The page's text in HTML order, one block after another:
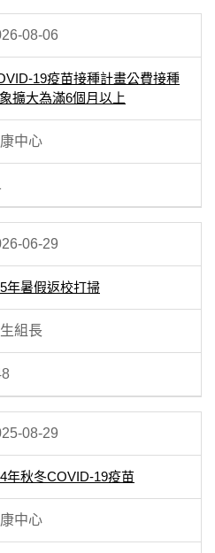
08-06
19疫苗接種計畫公費接種
擴大為滿6個月以上
中心
06-29
年暑假返校打掃
組長
08-29
年秋冬COVID-19疫苗
中心